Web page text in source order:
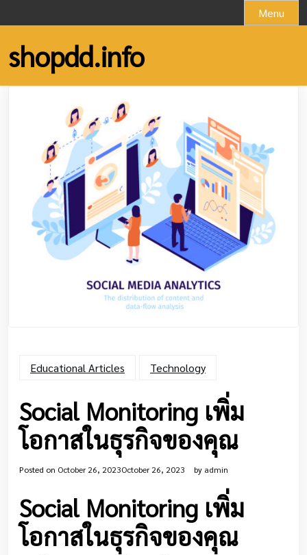
to
content
Menu
shopdd.info
Educational Articles Technology
Social Monitoring เพิ่ม
โอกาสในธุรกิจของคุณ
Posted on October 26, 2023October 26, 2023 by admin
Social Monitoring เพิ่ม
โอกาสในธุรกิจของคุณ